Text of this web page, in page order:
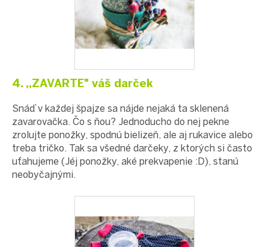
4. „ZAVARTE" váš darček
Snáď v každej špajze sa nájde nejaká ta sklenená
zavarovačka. Čo s ňou? Jednoducho do nej pekne
zrolujte ponožky, spodnú bielizeň, ale aj rukavice alebo
treba tričko. Tak sa všedné darčeky, z ktorých si často
uťahujeme (Jéj ponožky, aké prekvapenie :D), stanú
neobyčajnými.